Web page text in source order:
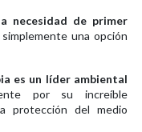
necesidad de primer
una opción
es un líder ambiental
por su increíble
protección del medio